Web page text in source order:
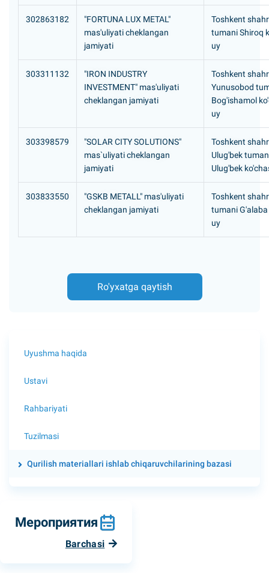
302863182
"FORTUNA LUX METAL"
mas'uliyati cheklangan
jamiyati
Toshkent
tumani Shiroq
uy
303311132
"IRON INDUSTRY
INVESTMENT" mas'uliyati
cheklangan jamiyati
Toshkent
Yunusobod
Bog'ishamol
uy
303398579
"SOLAR CITY SOLUTIONS"
mas`uliyati cheklangan
jamiyati
Toshkent
Ulug'bek
Ulug'bek
303833550
"GSKB METALL" mas'uliyati
cheklangan jamiyati
Toshkent
tumani G'alaba
uy
Ro'yxatga qaytish
Uyushma haqida
Ustavi
Rahbariyati
Tuzilmasi
Qurilish materiallari ishlab chiqaruvchilarining bazasi
Мероприятия
Barchasi